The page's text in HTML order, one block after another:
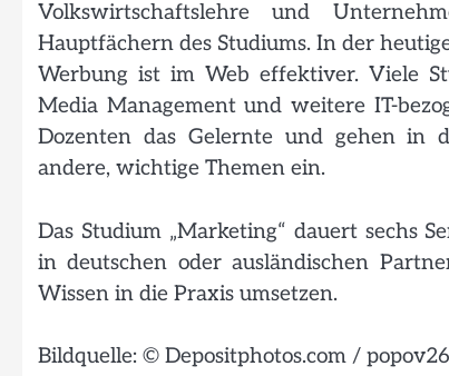
Volkswirtschaftslehre und
Hauptfächern des Studiums. In der
Werbung ist im Web effektiver. Viele
Media Management und weitere IT-
Dozenten das Gelernte und gehen in
andere, wichtige Themen ein.
Das Studium „Marketing“ dauert sechs
in deutschen oder ausländischen
Wissen in die Praxis umsetzen.
Bildquelle: © Depositphotos.com / popov26